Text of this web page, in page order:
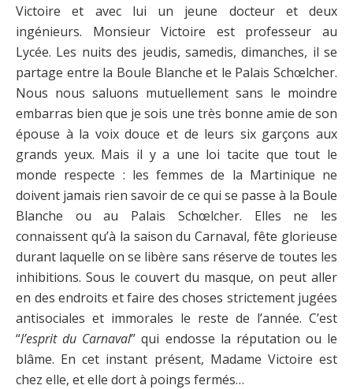
Victoire et avec lui un jeune docteur et deux
ingénieurs. Monsieur Victoire est professeur au
Lycée. Les nuits des jeudis, samedis, dimanches, il se
partage entre la Boule Blanche et le Palais Schœlcher.
Nous nous saluons mutuellement sans le moindre
embarras bien que je sois une très bonne amie de son
épouse à la voix douce et de leurs six garçons aux
grands yeux. Mais il y a une loi tacite que tout le
monde respecte : les femmes de la Martinique ne
doivent jamais rien savoir de ce qui se passe à la Boule
Blanche ou au Palais Schœlcher. Elles ne les
connaissent qu’à la saison du Carnaval, fête glorieuse
durant laquelle on se libère sans réserve de toutes les
inhibitions. Sous le couvert du masque, on peut aller
en des endroits et faire des choses strictement jugées
antisociales et immorales le reste de l’année. C’est
“l’esprit du Carnaval” qui endosse la réputation ou le
blâme. En cet instant présent, Madame Victoire est
chez elle, et elle dort à poings fermés…